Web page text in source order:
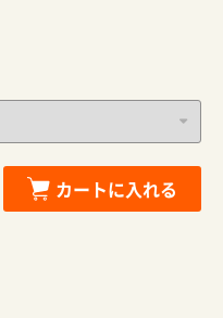
カートに入れる